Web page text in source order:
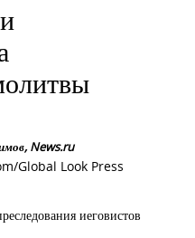
News.ru
Global Look Press
иеговистов